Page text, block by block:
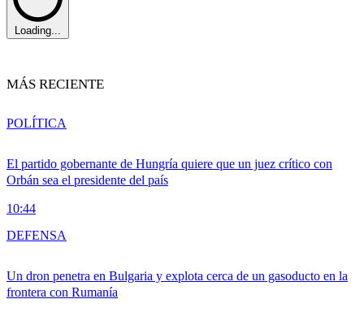
Loading...
MÁS RECIENTE
El partido gobernante de Hungría quiere que un juez crítico con
Orbán sea el presidente del país
10:44
POLÍTICA
Un dron penetra en Bulgaria y explota cerca de un gasoducto en la
frontera con Rumanía
DEFENSA